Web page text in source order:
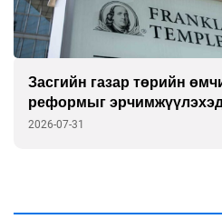
Засгийн газар төрийн
реформыг
Templeton”-той хамтарна
2026-07-31